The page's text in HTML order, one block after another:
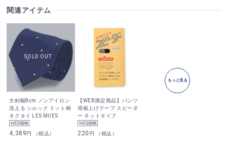
関連アイテム
大剣幅8cm ノンアイロン
洗える シルック ドット柄
ネクタイ LES MUES
4,389円 （税込）
【WEB限定商品】パンツ
用裾上げテープ スピーダ
ー ネットタイプ
220 円 （税込）
もっと見る